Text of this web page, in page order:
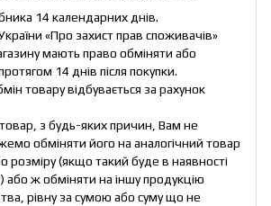
14 календарних днів.
«Про захист прав споживачів»
мають право обміняти або
14 днів після покупки.
товару відбувається за рахунок
з будь-яких причин, Вам не
обміняти його на аналогічний товар
розміру (якщо такий буде в наявності
або ж обміняти на іншу продукцію
рівну за сумою або суму що не